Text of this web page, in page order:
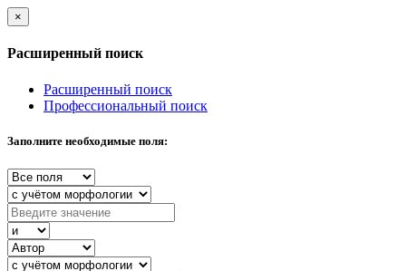
×
Расширенный поиск
Расширенный поиск
Профессиональный поиск
Заполните необходимые поля: